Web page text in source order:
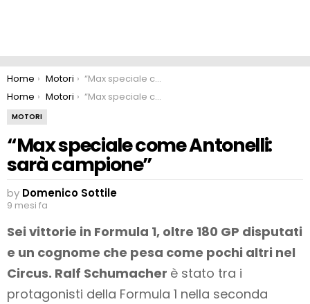
You are here:
Home Motori
“Max speciale come Antonelli: sarà campione”
You are here:
Home Motori “Max speciale come Antonelli: sarà campione”
MOTORI
“Max speciale come Antonelli:
sarà campione”
by Domenico Sottile
9 mesi fa
Sei vittorie in Formula 1, oltre 180 GP disputati
e un cognome che pesa come pochi altri nel
Circus. Ralf Schumacher è stato tra i
protagonisti della Formula 1 nella seconda